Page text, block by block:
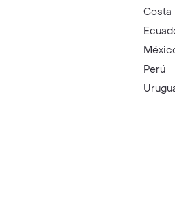
Costa
Perú